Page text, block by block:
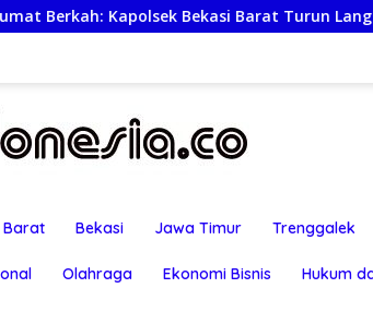
Barat Turun Langsung Kunjungi Warga Sakit
Barat Bekasi Jawa Timur Trenggalek
Olahraga Ekonomi Bisnis Hukum